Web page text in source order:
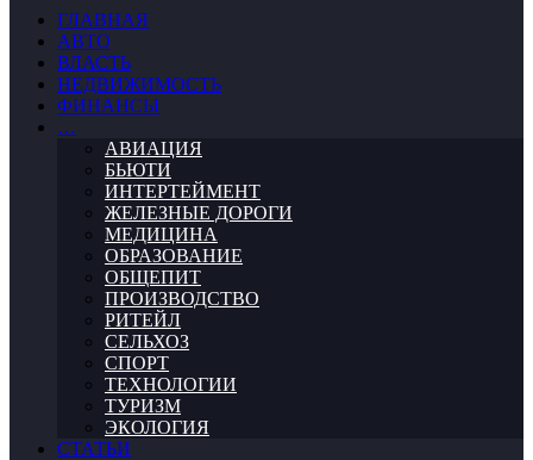
ГЛАВНАЯ
АВТО
ВЛАСТЬ
НЕДВИЖИМОСТЬ
ФИНАНСЫ
…
АВИАЦИЯ
БЬЮТИ
ИНТЕРТЕЙМЕНТ
ЖЕЛЕЗНЫЕ ДОРОГИ
МЕДИЦИНА
ОБРАЗОВАНИЕ
ОБЩЕПИТ
ПРОИЗВОДСТВО
РИТЕЙЛ
СЕЛЬХОЗ
СПОРТ
ТЕХНОЛОГИИ
ТУРИЗМ
ЭКОЛОГИЯ
СТАТЬИ